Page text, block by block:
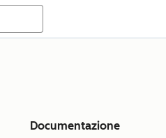
Documentazione